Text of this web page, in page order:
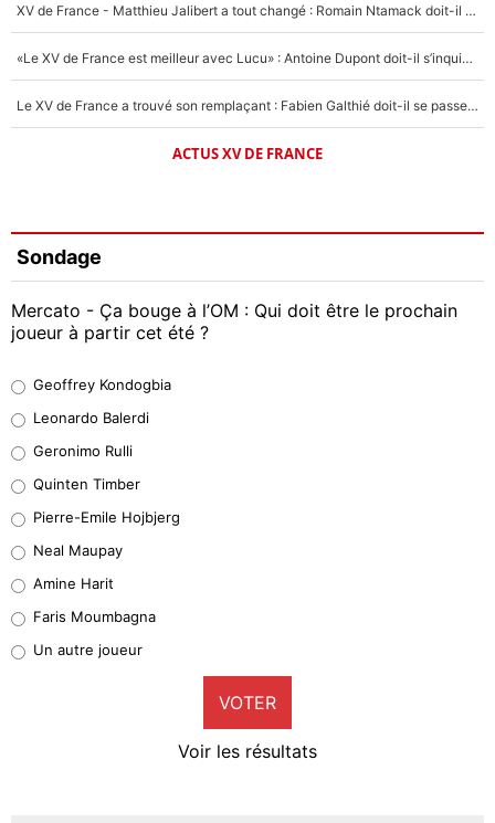
XV de France - Matthieu Jalibert a tout changé : Romain Ntamack doit-il s’inquiéter pour sa place à un an de la Coupe du monde ?
«Le XV de France est meilleur avec Lucu» : Antoine Dupont doit-il s’inquiéter pour sa place ?
Le XV de France a trouvé son remplaçant : Fabien Galthié doit-il se passer d'Antoine Dupont ?
ACTUS XV DE FRANCE
Sondage
Mercato - Ça bouge à l’OM : Qui doit être le prochain
joueur à partir cet été ?
38%
32%
5%
1%
9%
Geoffrey Kondogbia
Leonardo Balerdi
Geronimo Rulli
Quinten Timber
Pierre-Emile Hojbjerg
Neal Maupay
Amine Harit
Faris Moumbagna
Un autre joueur
VOTER
Voir les résultats